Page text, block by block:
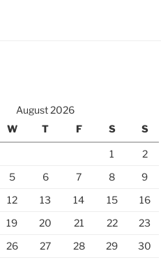
August 2026
W T F S S
1
2
5 6 7 8
9
12 13 14 15
16
19 20 21 22
23
26 27 28 29
30